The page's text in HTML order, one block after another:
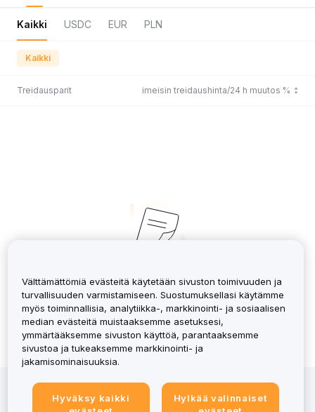
Kaikki USDC EUR PLN
Kaikki
Treidausparit Viimeisin treidaushinta/24 h muutos %
No Records
Kryptovaroihin sijoittamiseen liittyy riskejä, mukaan
lukien korkea volatiliteetti ja koko pääoman
Välttämättömiä evästeitä käytetään sivuston toimivuuden ja
turvallisuuden varmistamiseen. Suostumuksellasi käytämme
myös toiminnallisia, analytiikka-, markkinointi- ja sosiaalisen
median evästeitä muistaaksemme asetuksesi,
ymmärtääksemme sivuston käyttöä, parantaaksemme
sivustoa ja tukeaksemme markkinointi- ja
jakamisominaisuuksia.
Hyväksy kaikki
Hylkää valinnaiset